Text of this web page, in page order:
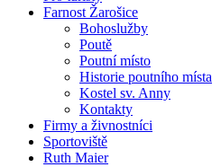
Farnost Žarošice
Bohoslužby
Poutě
Poutní místo
Historie poutního místa
Kostel sv. Anny
Kontakty
Firmy a živnostníci
Sportoviště
Ruth Maier